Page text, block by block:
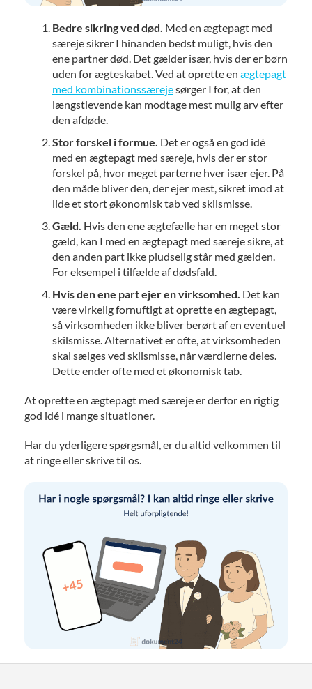
Bedre sikring ved død. Med en ægtepagt med
særeje sikrer I hinanden bedst muligt, hvis den
ene partner død. Det gælder især, hvis der er børn
uden for ægteskabet. Ved at oprette en ægtepagt
med kombinationssærejesørger I for, at den
længstlevende kan modtage mest mulig arv efter
den afdøde.
Stor forskel i formue. Det er også en god idé
med en ægtepagt med særeje, hvis der er stor
forskel på, hvor meget parterne hver især ejer. På
den måde bliver den, der ejer mest, sikret imod at
lide et stort økonomisk tab ved skilsmisse.
Gæld. Hvis den ene ægtefælle har en meget stor
gæld, kan I med en ægtepagt med særeje sikre, at
den anden part ikke pludselig står med gælden.
For eksempel i tilfælde af dødsfald.
Hvis den ene part ejer en virksomhed. Det kan
være virkelig fornuftigt at oprette en ægtepagt,
så virksomheden ikke bliver berørt af en eventuel
skilsmisse. Alternativet er ofte, at virksomheden
skal sælges ved skilsmisse, når værdierne deles.
Dette ender ofte med et økonomisk tab.
At oprette en ægtepagt med særeje er derfor en rigtig
god idé i mange situationer.
Har du yderligere spørgsmål, er du altid velkommen til
at ringe eller skrive til os.